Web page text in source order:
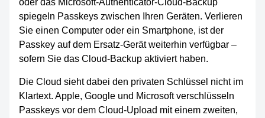
spiegeln Passkeys zwischen Ihren Geräten. Verlieren
Sie einen Computer oder ein Smartphone, ist der
Passkey auf dem Ersatz-Gerät weiterhin verfügbar –
sofern Sie das Cloud-Backup aktiviert haben.
Die Cloud sieht dabei den privaten Schlüssel nicht im
Klartext. Apple, Google und Microsoft verschlüsseln
Passkeys vor dem Cloud-Upload mit einem zweiten,